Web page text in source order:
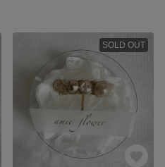
SOLD OUT